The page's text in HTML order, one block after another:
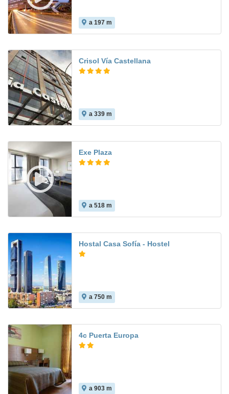
a 197 m
Crisol Vía Castellana
a 339 m
Exe Plaza
a 518 m
Hostal Casa Sofía - Hostel
a 750 m
4c Puerta Europa
a 903 m